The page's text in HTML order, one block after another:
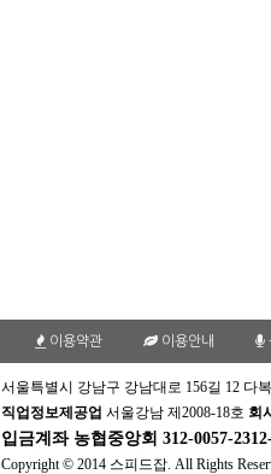
이용약관 이용안내
서울특별시 강남구 강남대로 156길 12 다
직업정보제공업 서울강남 제2008-18호 회
입금계좌 농협중앙회 312-0057-
Copyright © 2014 스피드잡. All Rights